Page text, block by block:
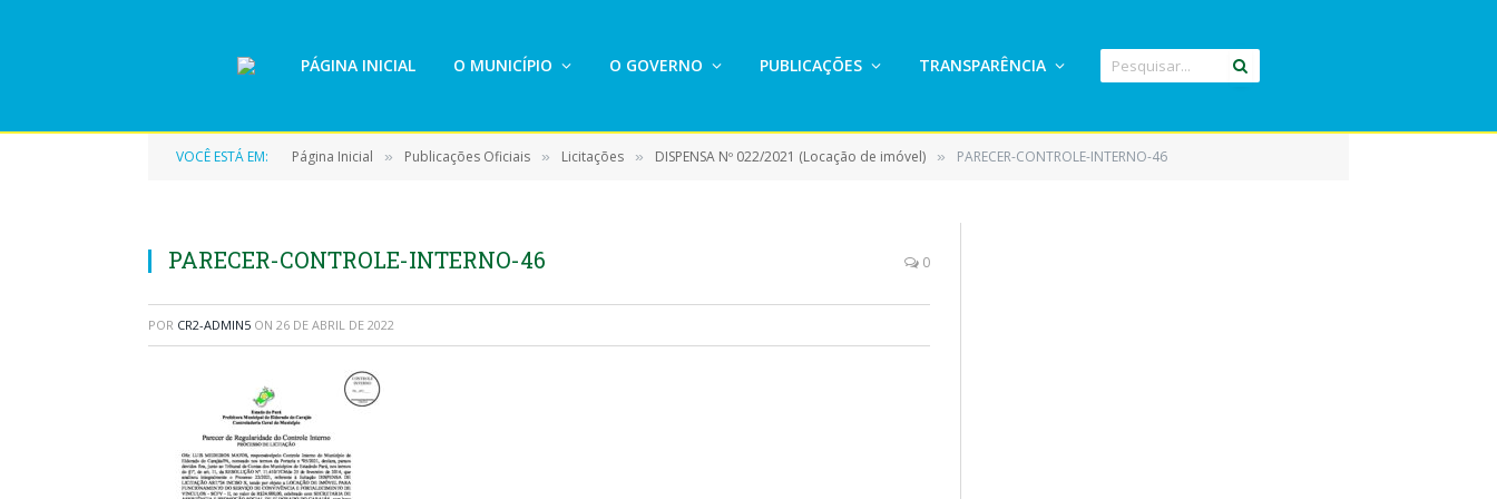
PÁGINA INICIAL O MUNICÍPIO O GOVERNO PUBLICAÇÕES TRANSPARÊNCIA
VOCÊ ESTÁ EM: Página Inicial » Publicações Oficiais » Licitações » DISPENSA Nº 022/2021 (Locação de imóvel) » PARECER-CONTROLE-INTERNO-46
PARECER-CONTROLE-INTERNO-46 0
POR CR2-ADMIN5 ON 26 DE ABRIL DE 2022